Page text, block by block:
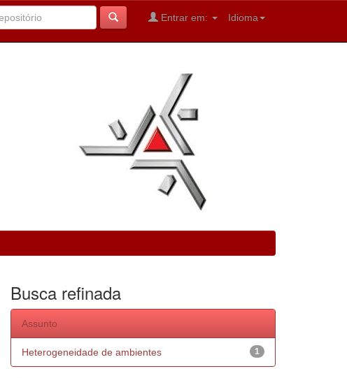
Idioma
Entrar em:
Busca refinada
Assunto
1
Heterogeneidade de ambientes